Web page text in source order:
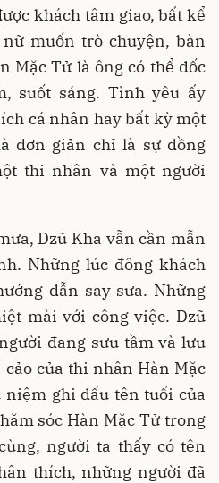
khách tâm giao, bất kể
muốn trò chuyện, bàn
Mặc Tử là ông có thể dốc
suốt sáng. Tình yêu ấy
cá nhân hay bất kỳ một
đơn giản chỉ là sự đồng
thi nhân và một người
Dzũ Kha vẫn cần mẫn
Những lúc đông khách
dẫn say sưa. Những
mài với công việc. Dzũ
đang sưu tầm và lưu
của thi nhân Hàn Mặc
ghi dấu tên tuổi của
sóc Hàn Mặc Tử trong
người ta thấy có tên
thích, những người đã